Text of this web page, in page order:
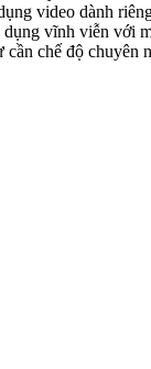
cho người dùng
vĩnh viễn
sự cần chế